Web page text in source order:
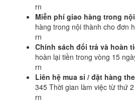
rn
Miễn phí giao hàng trong
hàng trong nội thành cho đơn
rn
Chính sách đổi trả và hoàn
hoàn lại tiền trong vòng 15
rn
Liên hệ mua sỉ / đặt hàng
345 Thời gian làm việc từ thứ
rn